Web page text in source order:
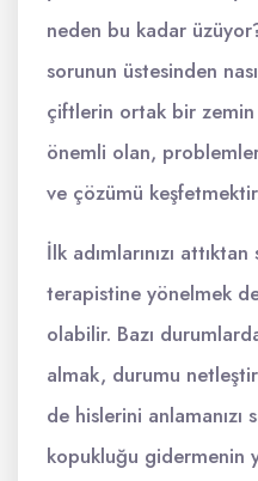
neden bu kadar
sorunun üstesinden
çiftlerin ortak bir zemin
önemli olan,
ve çözümü
İlk adımlarınızı
terapistine yönelmek
olabilir. Bazı
almak, durumu
de hislerini
kopukluğu gidermenin